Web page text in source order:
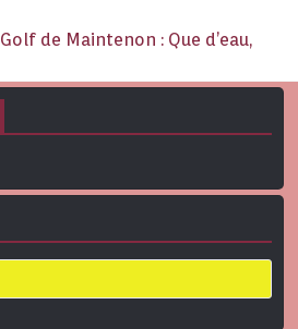
Golf de Maintenon : Que d’eau,